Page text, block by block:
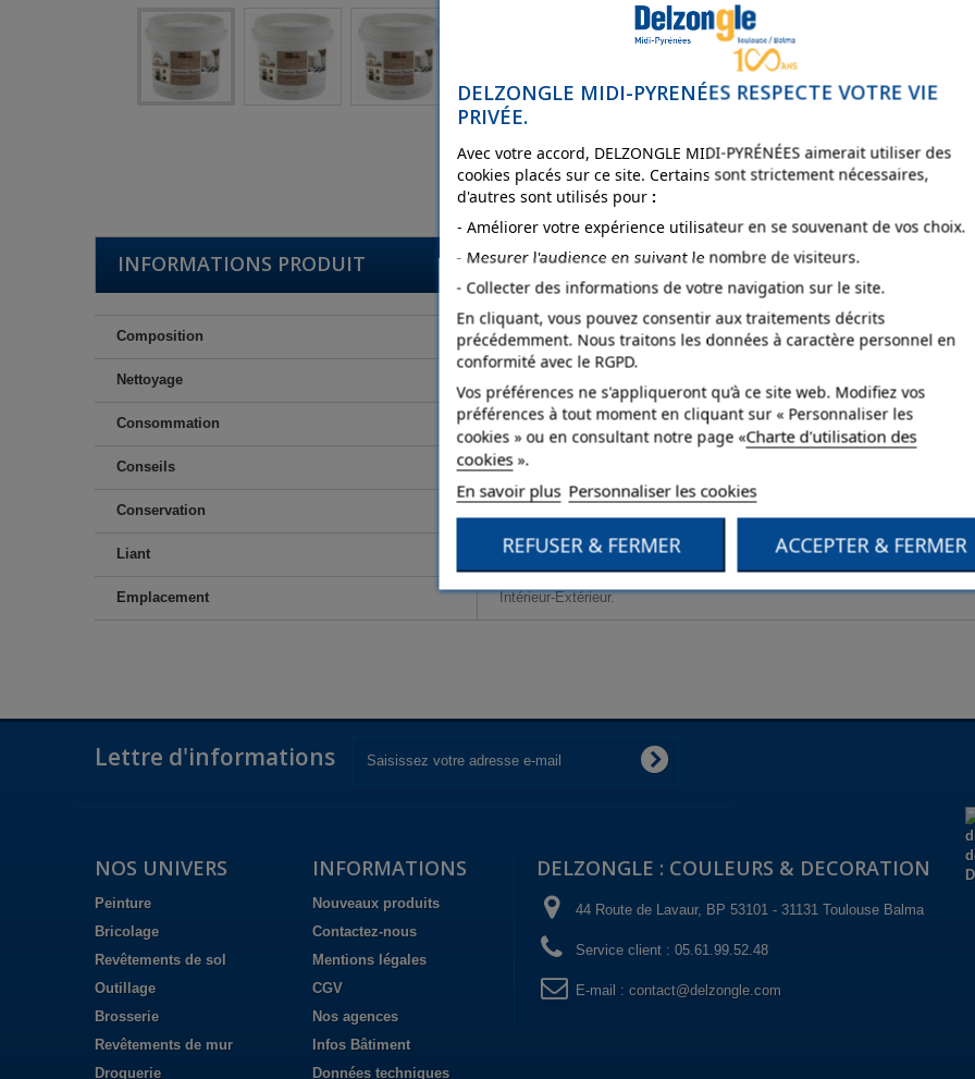
INFORMATIONS PRODUIT
Composition Liant à base de chaux aérienne. COV - 200g/l.
Nettoyage
Consommation 1,2 à 1,5 kg par couche et par m² soit pour 2 couches 2,5 à 3kg par m².
Conseils Application à la taloche inoxydable ou en plastique. Suivre les indications
Conservation
Liant Chaux.
Emplacement Intérieur-Extérieur.
Lettre d'informations
NOS UNIVERS
Peinture
Bricolage
Revêtements de sol
Outillage
Brosserie
Revêtements de mur
Droguerie
INFORMATIONS
Nouveaux produits
Contactez-nous
Mentions légales
CGV
Nos agences
Infos Bâtiment
Données techniques
DELZONGLE : COULEURS & DECORATION
44 Route de Lavaur, BP 53101 - 31131 Toulouse Balma
Service client : 05.61.99.52.48
E-mail : contact@delzongle.com
DELZONGLE MIDI-PYRENÉES RESPECTE VOTRE VIE
PRIVÉE.
Avec votre accord, DELZONGLE MIDI-PYRÉNÉES aimerait utiliser des
cookies placés sur ce site. Certains sont strictement nécessaires,
d'autres sont utilisés pour :
- Améliorer votre expérience utilisateur en se souvenant de vos choix.
- Mesurer l'audience en suivant le nombre de visiteurs.
- Collecter des informations de votre navigation sur le site.
En cliquant, vous pouvez consentir aux traitements décrits
précédemment. Nous traitons les données à caractère personnel en
conformité avec le RGPD.
Vos préférences ne s'appliqueront qu’à ce site web. Modifiez vos
préférences à tout moment en cliquant sur « Personnaliser les
cookies » ou en consultant notre page «Charte d'utilisation des
cookies».
En savoir plus Personnaliser les cookies
REFUSER & FERMER ACCEPTER & FERMER